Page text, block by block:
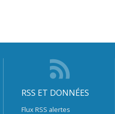
RSS ET DONNÉES
Flux RSS alertes